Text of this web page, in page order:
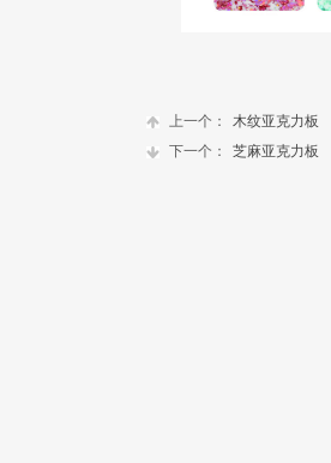
上一个：
木纹亚克力板
下一个：
芝麻亚克力板